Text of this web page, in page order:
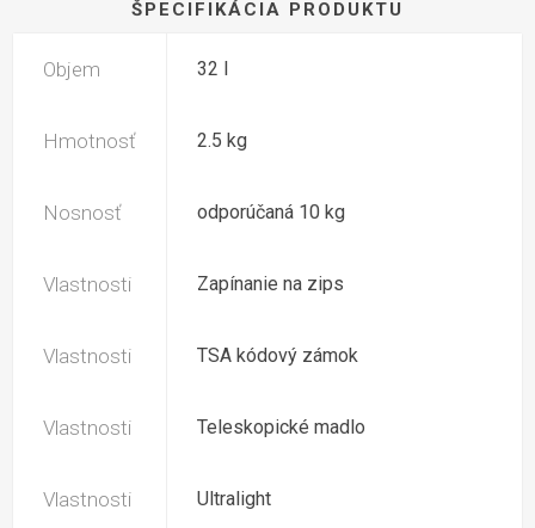
ŠPECIFIKÁCIA PRODUKTU
Objem 32 l
Hmotnosť 2.5 kg
Nosnosť odporúčaná 10 kg
Vlastnosti Zapínanie na zips
Vlastnosti TSA kódový zámok
Vlastnosti Teleskopické madlo
Vlastnosti Ultralight